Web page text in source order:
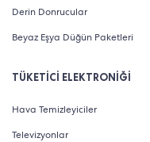
Derin Donrucular
Beyaz Eşya Düğün Paketleri
TÜKETİCİ ELEKTRONİĞİ
Hava Temizleyiciler
Televizyonlar